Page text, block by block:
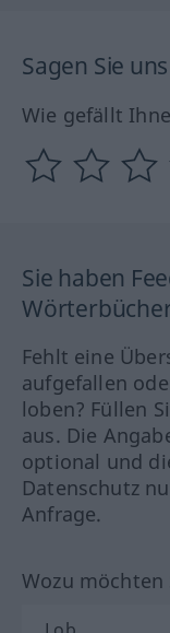
Sagen Sie
Wie gefällt
Sie haben
Fehlt eine
aufgefallen
loben? Füllen
aus. Die
optional und
Datenschutz
Anfrage.
Wozu möchten